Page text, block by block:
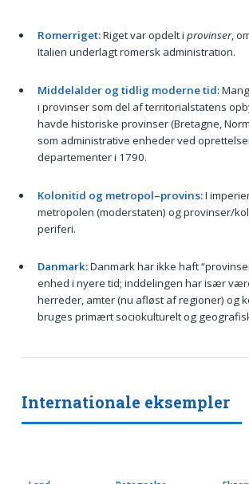
Romerriget:Riget var opdelt i provinser,
Italien underlagt romersk administration.
Middelalder og tidlig moderne tid:
i provinser som del af territorialstatens
havde historiske provinser (Bretagne,
som administrative enheder ved
departementer i 1790.
Kolonitid og metropol–provins:I
metropolen (moderstaten) og provinser/
periferi.
Danmark:Danmark har ikke haft
enhed i nyere tid; inddelingen har især
herreder, amter (nu afløst af regioner) og
bruges primært sociokulturelt og
Internationale eksempler